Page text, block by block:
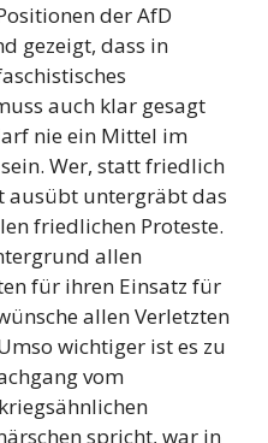
der AfD
gezeigt, dass in
auch klar gesagt
nie ein Mittel im
Wer, statt friedlich
ausübt untergräbt das
friedlichen Proteste.
allen
für ihren Einsatz für
allen Verletzten
wichtiger ist es zu
vom
spricht, war in